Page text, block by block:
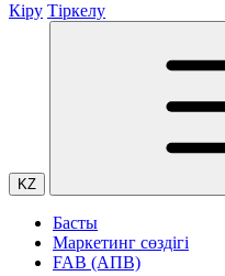
Кіру Тіркелу
KZ
Басты
Маркетинг сөздігі
FAB (АПВ)